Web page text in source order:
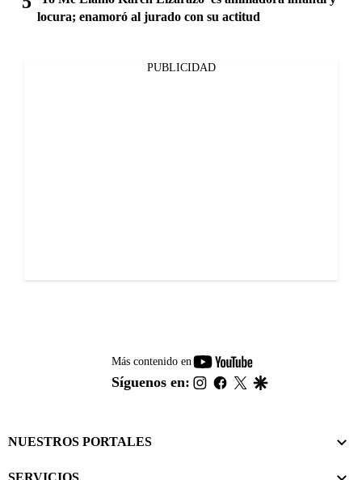
locura; enamoró al jurado con su actitud
PUBLICIDAD
Más contenido en
youtube-
footer
Síguenos en: instagram
facebook
twitter
NUESTROS PORTALES
SERVICIOS